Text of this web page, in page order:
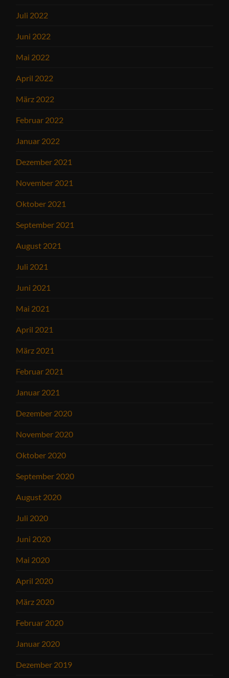
Juli 2022
Juni 2022
Mai 2022
April 2022
März 2022
Februar 2022
Januar 2022
Dezember 2021
November 2021
Oktober 2021
September 2021
August 2021
Juli 2021
Juni 2021
Mai 2021
April 2021
März 2021
Februar 2021
Januar 2021
Dezember 2020
November 2020
Oktober 2020
September 2020
August 2020
Juli 2020
Juni 2020
Mai 2020
April 2020
März 2020
Februar 2020
Januar 2020
Dezember 2019